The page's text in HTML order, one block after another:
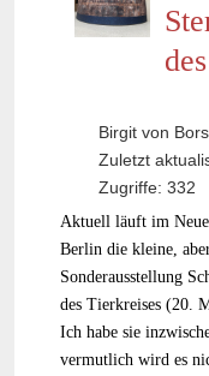
Birgit von
Zuletzt
Zugriffe: 332
Aktuell läuft im
Berlin die kleine,
Sonderausstellung
des Tierkreises (20.
Ich habe sie
vermutlich wird es